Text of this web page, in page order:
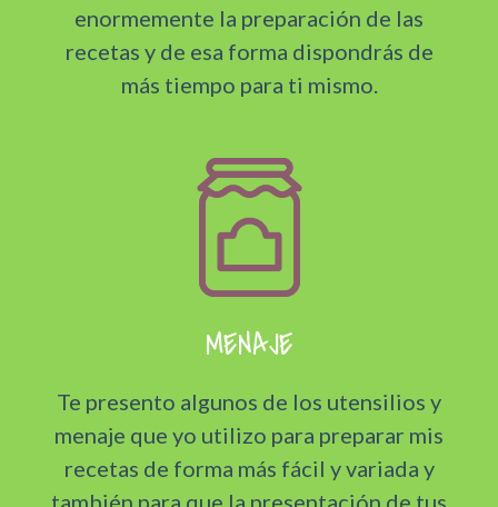
enormemente la preparación de las
recetas y de esa forma dispondrás de
más tiempo para ti mismo.
MENAJE
Te presento algunos de los utensilios y
menaje que yo utilizo para preparar mis
recetas de forma más fácil y variada y
también para que la presentación de tus